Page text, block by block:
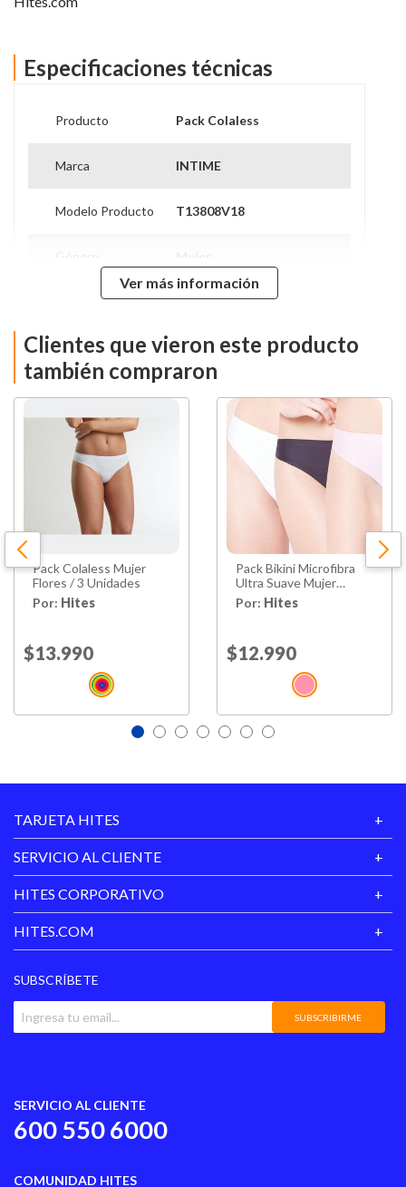
Especificaciones técnicas
Producto Pack Colaless
Marca INTIME
Modelo Producto T13808V18
Composición
90% Algodón - 10%
Cuidados De
Prenda
Lavar A Mano / No Clorar /
Temperatura Maxima 30°
Tipo Básico
Piezas 3 Unidades
Hecho en
Ver más información
Clientes que vieron este producto
también compraron
Pack Colaless Mujer
Flores / 3 Unidades
Por: Hites
Price reduced from
$13.990
Pack Bikini Microfibra
Ultra Suave Mujer
Intime / 3 Unidades
Por: Hites
Price reduced from
$12.990
TARJETA HITES
SERVICIO AL CLIENTE
HITES CORPORATIVO
HITES.COM
SUBSCRÍBETE
SUBSCRIBIRME
SERVICIO AL CLIENTE
600 550 6000
COMUNIDAD HITES